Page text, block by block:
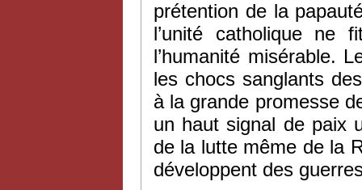
prétention de la
l’unité catholique ne
l’humanité misérable.
les chocs sanglants
à la grande promesse
un haut signal de paix
de la lutte même de la
développent des